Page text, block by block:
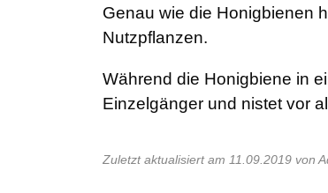
Genau wie die Honigbienen
Nutzpflanzen.
Während die Honigbiene in
Einzelgänger und nistet vor
Zuletzt aktualisiert am 11.09.2019 von